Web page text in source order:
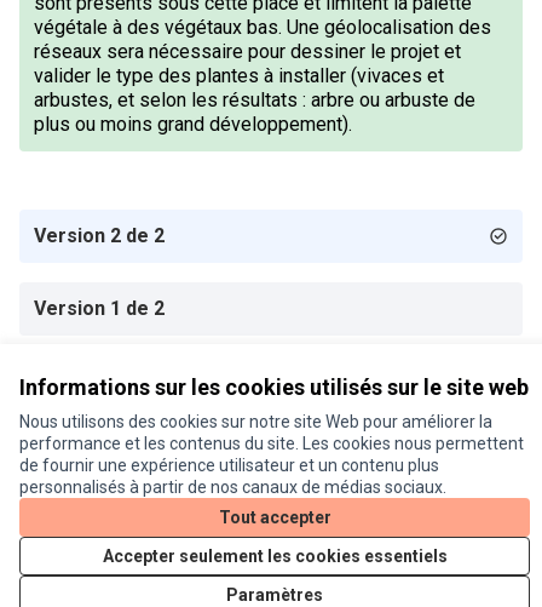
Informations sur les cookies utilisés sur le site web
Nous utilisons des cookies sur notre site Web pour améliorer la
performance et les contenus du site. Les cookies nous permettent
de fournir une expérience utilisateur et un contenu plus
personnalisés à partir de nos canaux de médias sociaux.
Tout accepter
Accepter seulement les cookies essentiels
Paramètres
végétale à des végétaux bas. Une géolocalisation des
réseaux sera nécessaire pour dessiner le projet et
valider le type des plantes à installer (vivaces et
arbustes, et selon les résultats : arbre ou arbuste de
plus ou moins grand développement).
Version 2 de 2
Version 1 de 2
Conditions d'utilisation
Paramètres des cookies
Je participe ! sur X
(Lien externe)
Je participe ! sur Facebook
(Lien externe)
Je participe ! sur Instagram
(Lien externe)
(Lien externe)
Site réalisé grâce aulogiciel libre Decidim
(Lien externe)
.
Licence
(Lien